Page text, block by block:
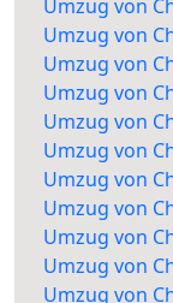
Umzug von
Umzug von
Umzug von
Umzug von
Umzug von
Umzug von
Umzug von
Umzug von
Umzug von
Umzug von
Umzug von